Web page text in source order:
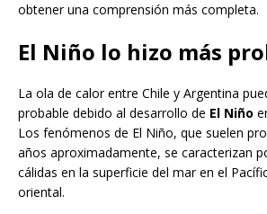
obtener una comprensión más completa.
El Niño lo hizo más
La ola de calor entre Chile y Argentina
probable debido al desarrollo de El Niño
Los fenómenos de El Niño, que suelen
años aproximadamente, se caracterizan
cálidas en la superficie del mar en el
oriental.